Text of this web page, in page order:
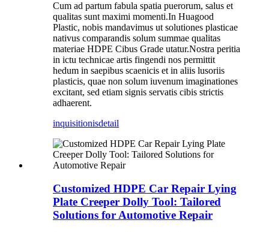
Cum ad partum fabula spatia puerorum, salus et
qualitas sunt maximi momenti.In Huagood
Plastic, nobis mandavimus ut solutiones plasticae
nativus comparandis solum summae qualitas
materiae HDPE Cibus Grade utatur.Nostra peritia
in ictu technicae artis fingendi nos permittit
hedum in saepibus scaenicis et in aliis lusoriis
plasticis, quae non solum iuvenum imaginationes
excitant, sed etiam signis servatis cibis strictis
adhaerent.
inquisitionisdetail
Customized HDPE Car Repair Lying
Plate Creeper Dolly Tool: Tailored
Solutions for Automotive Repair